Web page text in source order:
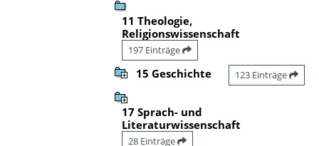
11 Theologie,
Religionswissenschaft
197 Einträge
15 Geschichte 123 Einträge
17 Sprach- und
Literaturwissenschaft
28 Einträge